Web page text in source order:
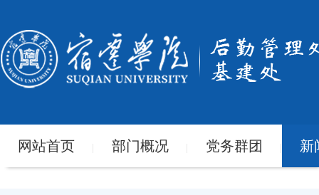
网站首页 部门概况 党务群团 新